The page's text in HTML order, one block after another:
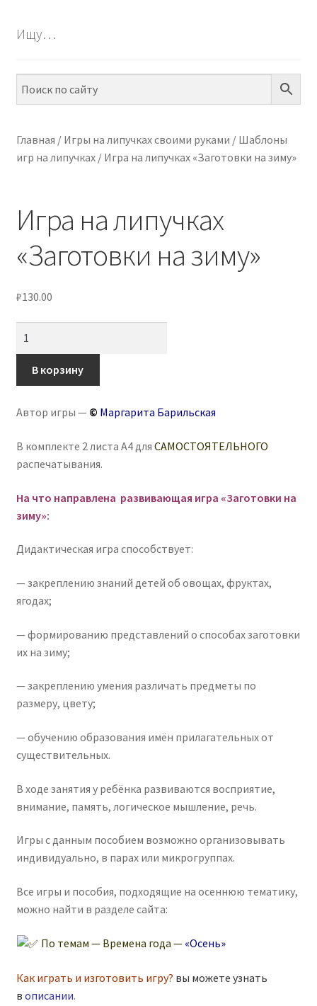
ПО НАВЫКАМ
МЕТОДИКИ
ИГРЫ НА ЛИПУЧКАХ
Ищу…
Главная / Игры на липучках своими руками / Шаблоны
игр на липучках/ Игра на липучках «Заготовки на зиму»
Игра на липучках
«Заготовки на зиму»
₽130.00
Игра
на
«Заготовки
зиму»
В корзину
Автор игры — © Маргарита Барильская
В комплекте 2 листа А4 для САМОСТОЯТЕЛЬНОГО
распечатывания.
На что направлена развивающая игра «Заготовки на
зиму»:
Дидактическая игра способствует:
— закреплению знаний детей об овощах, фруктах,
ягодах;
— формированию представлений о способах заготовки
их на зиму;
— закреплению умения различать предметы по
размеру, цвету;
— обучению образования имён прилагательных от
существительных.
В ходе занятия у ребёнка развиваются восприятие,
внимание, память, логическое мышление, речь.
Игры с данным пособием возможно организовывать
индивидуально, в парах или микрогруппах.
Все игры и пособия, подходящие на осеннюю тематику,
можно найти в разделе сайта:
По темам — Времена года — «Осень»
Как играть и изготовить игру? вы можете узнать
в описании.